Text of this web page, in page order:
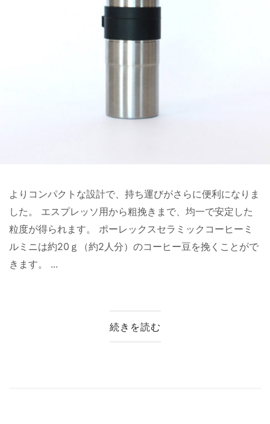
よりコンパクトな設計で、持ち運びがさらに便利になりま
した。 エスプレッソ用から粗挽きまで、均一で安定した
粒度が得られます。 ポーレックスセラミックコーヒーミ
ルミニは約20ｇ（約2人分）のコーヒー豆を挽くことがで
きます。 ...
続きを読む